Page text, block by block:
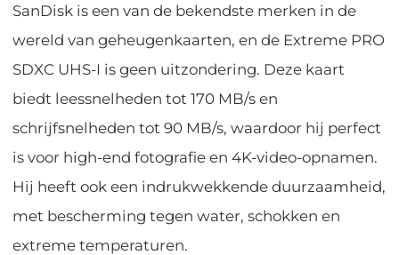
SanDisk is een van de bekendste merken in de
wereld van geheugenkaarten, en de Extreme PRO
SDXC UHS-I is geen uitzondering. Deze kaart
biedt leessnelheden tot 170 MB/s en
schrijfsnelheden tot 90 MB/s, waardoor hij perfect
is voor high-end fotografie en 4K-video-opnamen.
Hij heeft ook een indrukwekkende duurzaamheid,
met bescherming tegen water, schokken en
extreme temperaturen.